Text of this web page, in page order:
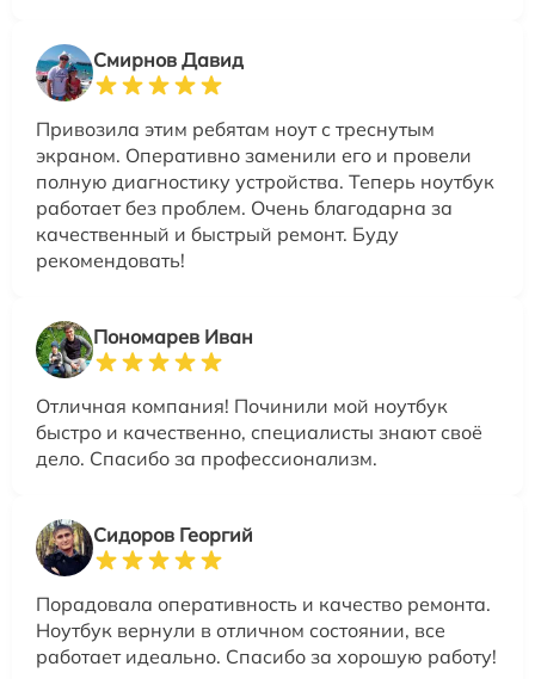
Смирнов Давид
Привозила этим ребятам ноут с треснутым
экраном. Оперативно заменили его и провели
полную диагностику устройства. Теперь ноутбук
работает без проблем. Очень благодарна за
качественный и быстрый ремонт. Буду
рекомендовать!
Пономарев Иван
Отличная компания! Починили мой ноутбук
быстро и качественно, специалисты знают своё
дело. Спасибо за профессионализм.
Сидоров Георгий
Порадовала оперативность и качество ремонта.
Ноутбук вернули в отличном состоянии, все
работает идеально. Спасибо за хорошую работу!